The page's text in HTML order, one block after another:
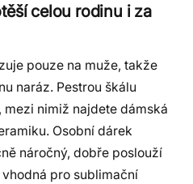
celou rodinu i za
pouze na muže, takže
naráz. Pestrou škálu
, mezi nimiž najdete dámská
Osobní dárek
náročný, dobře poslouží
pro sublimační